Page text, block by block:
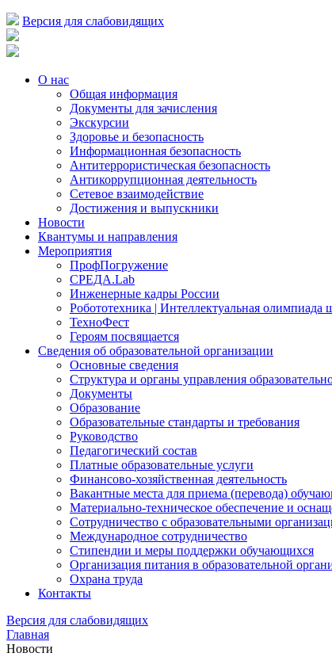
Версия для слабовидящих
О нас
Общая информация
Документы для зачисления
Экскурсии
Здоровье и безопасность
Информационная безопасность
Антитеррористическая безопасность
Антикоррупционная деятельность
Сетевое взаимодействие
Достижения и выпускники
Новости
Квантумы и направления
Мероприятия
ПрофПогружение
СРЕДА.Lab
Инженерные кадры России
Робототехника | Интеллектуальная
ТехноФест
Героям посвящается
Сведения об образовательной организации
Основные сведения
Структура и органы управления
Документы
Образование
Образовательные стандарты и требования
Руководство
Педагогический состав
Платные образовательные услуги
Финансово-хозяйственная деятельность
Вакантные места для приема (перевода)
Материально-техническое обеспечение и
Сотрудничество с образовательными
Международное сотрудничество
Стипендии и меры поддержки обучающихся
Организация питания в образовательной
Охрана труда
Контакты
Версия для слабовидящих
Главная
Новости